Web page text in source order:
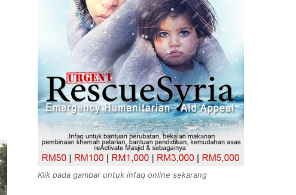
Klik pada gambar untuk infaq online sekarang